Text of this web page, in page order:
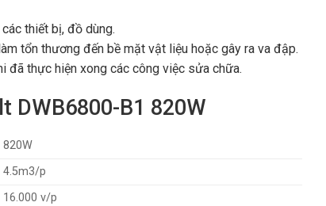
thiết bị, đồ dùng.
tổn thương đến bề mặt vật liệu hoặc gây ra va đập.
đã thực hiện xong các công việc sửa chữa.
B1 820W
820W
4.5m3/p
16.000 v/p